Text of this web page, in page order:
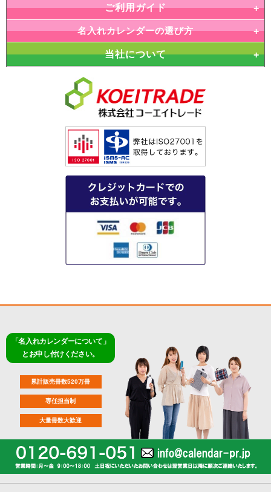
ご利用ガイド
名入れカレンダーの選び方
当社について
「名入れカレンダーについて」
とお申し付けください。
累計販売冊数520万冊
専任担当制
大量冊数大歓迎